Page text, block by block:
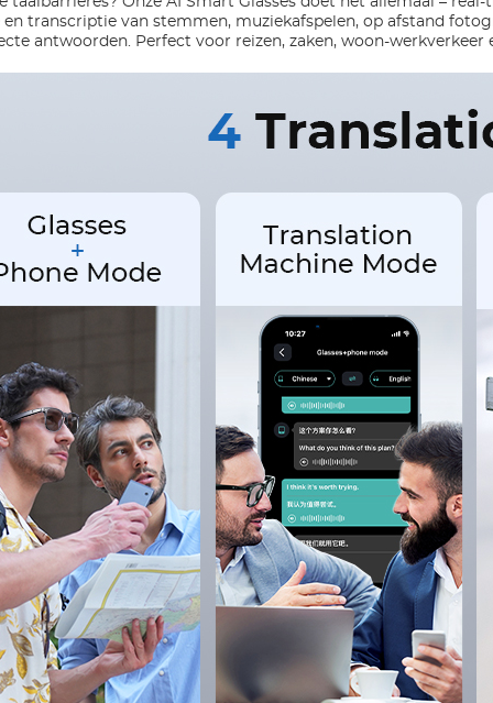
transcriptie van stemmen, muziekafspelen, op afstand
antwoorden. Perfect voor reizen, zaken, woon-werkverkeer